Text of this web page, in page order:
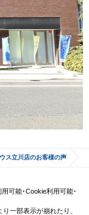
ス立川店のお客様の声
可能･Cookie利用可能･
一部表示が崩れたり、